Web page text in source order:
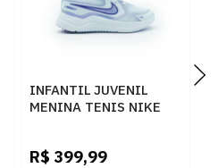
INFANTIL JUVENIL
MENINA TENIS NIKE
R$ 399,99